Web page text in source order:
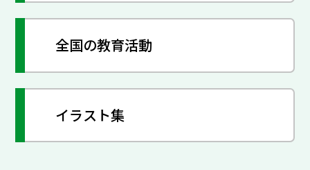
全国の教育活動
イラスト集